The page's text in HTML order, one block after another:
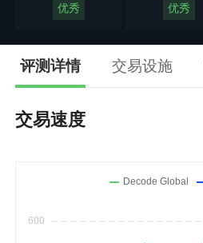
优秀
优秀
评测详情 交易设施
交易速度